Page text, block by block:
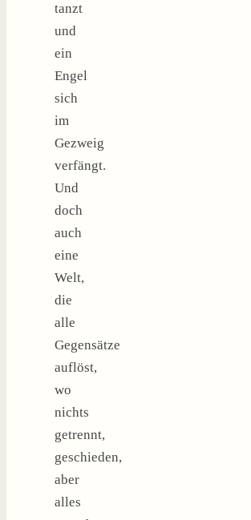
tanzt
und
ein
Engel
sich
im
Gezweig
verfängt.
Und
doch
auch
eine
Welt,
die
alle
Gegensätze
auflöst,
wo
nichts
getrennt,
geschieden,
aber
alles